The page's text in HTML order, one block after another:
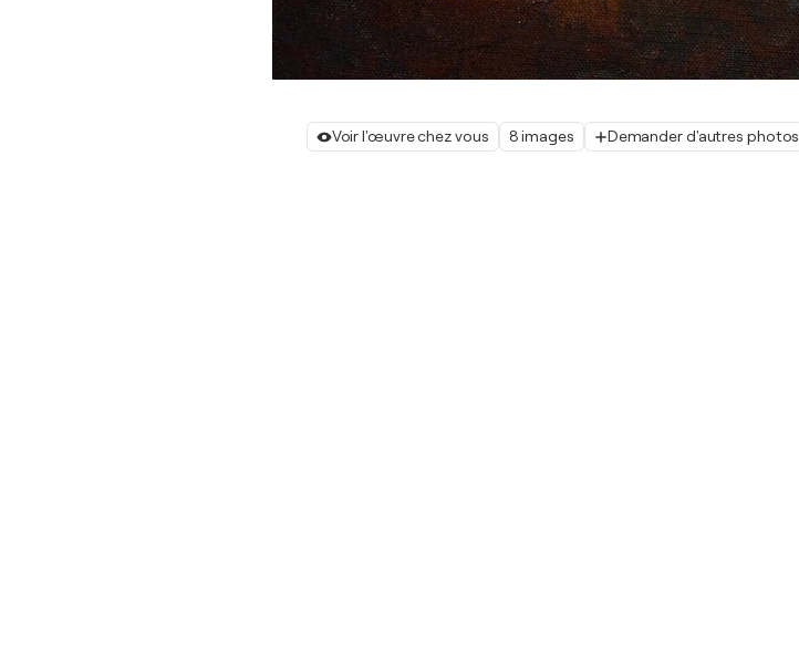
Voir l'œuvre chez vous 8 images Demander d'autres photos